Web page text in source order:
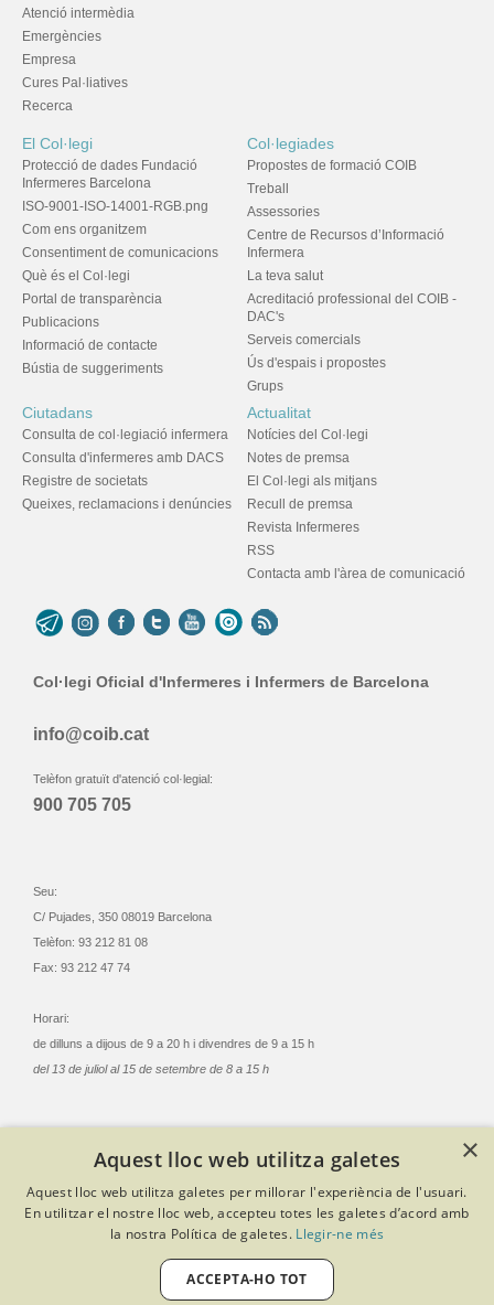
Atenció intermèdia
Emergències
Empresa
Cures Pal·liatives
Recerca
El Col·legi
Protecció de dades Fundació
Infermeres Barcelona
ISO-9001-ISO-14001-RGB.png
Com ens organitzem
Consentiment de comunicacions
Què és el Col·legi
Portal de transparència
Publicacions
Informació de contacte
Bústia de suggeriments
Col·legiades
Propostes de formació COIB
Treball
Assessories
Centre de Recursos d’Informació
Infermera
La teva salut
Acreditació professional del COIB -
DAC's
Serveis comercials
Ús d'espais i propostes
Grups
Ciutadans
Consulta de col·legiació infermera
Consulta d'infermeres amb DACS
Registre de societats
Queixes, reclamacions i denúncies
Actualitat
Notícies del Col·legi
Notes de premsa
El Col·legi als mitjans
Recull de premsa
Revista Infermeres
RSS
Contacta amb l'àrea de comunicació
Col·legi Oficial d'Infermeres i Infermers de Barcelona
info@coib.cat
Telèfon gratuït d'atenció col·legial:
900 705 705
Seu:
C/ Pujades, 350 08019 Barcelona
Telèfon: 93 212 81 08
Fax: 93 212 47 74
Horari:
de dilluns a dijous de 9 a 20 h i divendres de 9 a 15 h
del 13 de juliol al 15 de setembre de 8 a 15 h
© Col·legi Oficial Infermeres i Infermers de Barcelona
Criteris de privacitat
Política de cookies
Avís legal
Política de protecció de dades
Política de qualitat
Desenvolupat amb Softeng Portal Builder
×
Aquest lloc web utilitza galetes
Aquest lloc web utilitza galetes per millorar l'experiència de l'usuari.
En utilitzar el nostre lloc web, accepteu totes les galetes d’acord amb
la nostra Política de galetes. Llegir-ne més
ACCEPTA-HO TOT